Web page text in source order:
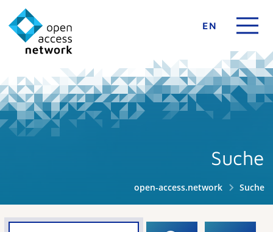
EN
Suche
open-access.network Suche